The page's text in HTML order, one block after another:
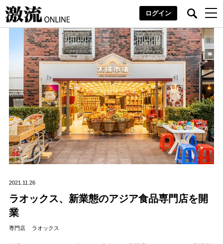
ログイン
2021.11.26
ラオックス、新業態のアジア食品専門店を開
業
専門店 ラオックス